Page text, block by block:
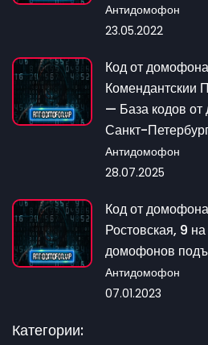
Антидомофон
23.05.2022
Код от
Комендантскии
— База кодов
Санкт-
Антидомофон
28.07.2025
Код от
Ростовская, 9
домофонов
Антидомофон
07.01.2023
Категории: